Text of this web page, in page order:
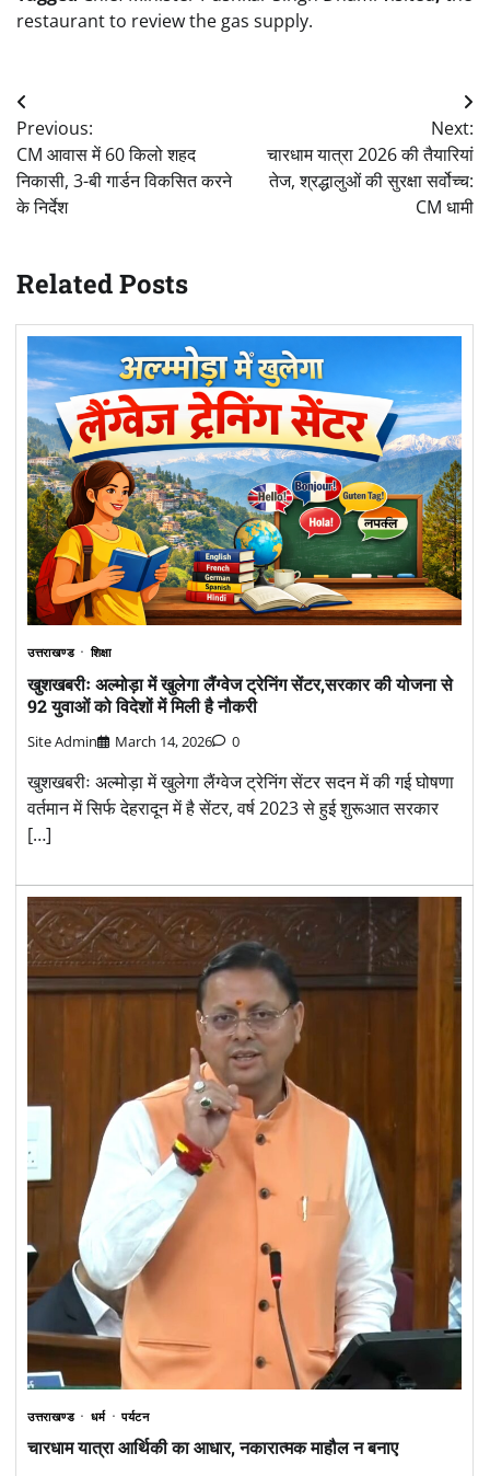
restaurant to review the gas supply.
Post
navigation
Previous:
CM आवास में 60 किलो शहद
निकासी, 3-बी गार्डन विकसित करने
के निर्देश
Next:
चारधाम यात्रा 2026 की तैयारियां
तेज, श्रद्धालुओं की सुरक्षा सर्वोच्च:
CM धामी
Related Posts
उत्तराखण्ड शिक्षा
खुशखबरीः अल्मोड़ा में खुलेगा लैंग्वेज ट्रेनिंग सेंटर,सरकार की योजना से
92 युवाओं को विदेशों में मिली है नौकरी
Site Admin March 14, 2026 0
खुशखबरीः अल्मोड़ा में खुलेगा लैंग्वेज ट्रेनिंग सेंटर सदन में की गई घोषणा
वर्तमान में सिर्फ देहरादून में है सेंटर, वर्ष 2023 से हुई शुरूआत सरकार
[…]
उत्तराखण्ड धर्म पर्यटन
चारधाम यात्रा आर्थिकी का आधार, नकारात्मक माहौल न बनाए